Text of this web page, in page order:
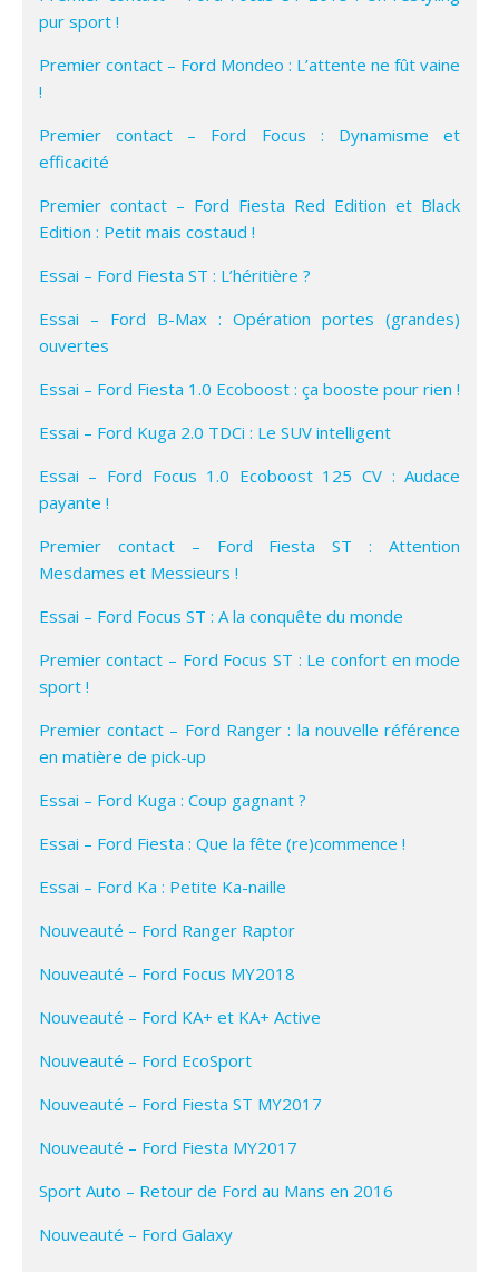
pur sport !
Premier contact – Ford Mondeo : L’attente ne fût vaine
!
Premier contact – Ford Focus : Dynamisme et
efficacité
Premier contact – Ford Fiesta Red Edition et Black
Edition : Petit mais costaud !
Essai – Ford Fiesta ST : L’héritière ?
Essai – Ford B-Max : Opération portes (grandes)
ouvertes
Essai – Ford Fiesta 1.0 Ecoboost : ça booste pour rien !
Essai – Ford Kuga 2.0 TDCi : Le SUV intelligent
Essai – Ford Focus 1.0 Ecoboost 125 CV : Audace
payante !
Premier contact – Ford Fiesta ST : Attention
Mesdames et Messieurs !
Essai – Ford Focus ST : A la conquête du monde
Premier contact – Ford Focus ST : Le confort en mode
sport !
Premier contact – Ford Ranger : la nouvelle référence
en matière de pick-up
Essai – Ford Kuga : Coup gagnant ?
Essai – Ford Fiesta : Que la fête (re)commence !
Essai – Ford Ka : Petite Ka-naille
Nouveauté – Ford Ranger Raptor
Nouveauté – Ford Focus MY2018
Nouveauté – Ford KA+ et KA+ Active
Nouveauté – Ford EcoSport
Nouveauté – Ford Fiesta ST MY2017
Nouveauté – Ford Fiesta MY2017
Sport Auto – Retour de Ford au Mans en 2016
Nouveauté – Ford Galaxy